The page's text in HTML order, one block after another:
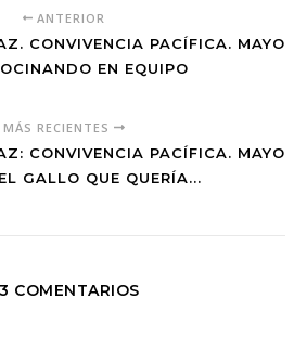
ANTERIOR
CONVIVENCIA PACÍFICA. MAYO
EN EQUIPO
MÁS RECIENTES
CONVIVENCIA PACÍFICA. MAYO
GALLO QUE QUERÍA...
COMENTARIOS